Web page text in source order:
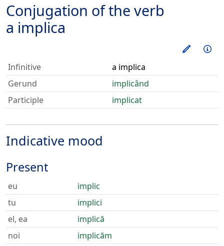
Conjugation of the verb
a implica
Train
Infinitive
a implica
Gerund
implicând
Participle
implicat
Indicative mood
Present
eu
implic
tu
implici
el, ea
implică
noi
implicăm